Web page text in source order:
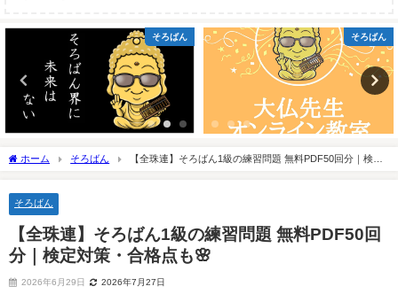
そろばん そろばん
ホーム そろばん
【全珠連】そろばん1級の練習問題 無料PDF50回分｜検定
そろばん
【全珠連】そろばん1級の練習問題 無料PDF50回
分｜検定対策・合格点も🌸
2026年6月29日 2026年7月27日